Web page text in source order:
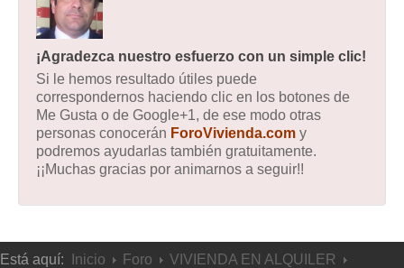
¡Agradezca nuestro esfuerzo con un simple clic!
Si le hemos resultado útiles puede
correspondernos haciendo clic en los botones de
Me Gusta o de Google+1, de ese modo otras
personas conocerán ForoVivienda.com y
podremos ayudarlas también gratuitamente.
¡¡Muchas gracias por animarnos a seguir!!
Está aquí: Inicio Foro
VIVIENDA EN ALQUILER